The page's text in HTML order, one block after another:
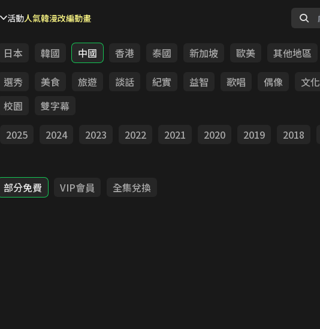
活動人氣韓漫改編動畫
日本 韓國 中國 香港 泰國 新加坡 歐美
其他地區
選秀 美食 旅遊 談話 紀實 益智 歌唱 偶像 文化
校園
雙字幕
2025 2024 2023 2022 2021 2020 2019 2018
部分免費 VIP會員 全集兌換